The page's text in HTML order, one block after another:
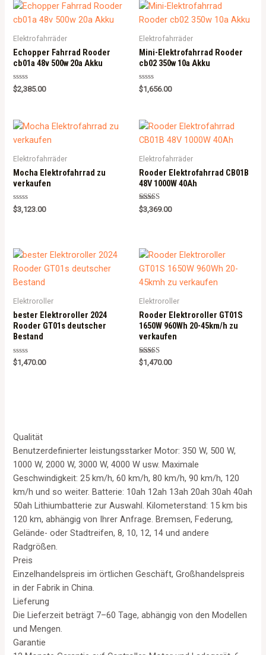
Elektrofahrräder
Echopper Fahrrad Rooder
cb01a 48v 500w 20a Akku
Rated
0
$2,385.00
Elektrofahrräder
Mini-Elektrofahrrad Rooder
cb02 350w 10a Akku
Rated
0
$1,656.00
Elektrofahrräder
Mocha Elektrofahrrad zu
verkaufen
Rated
0
$3,123.00
Elektrofahrräder
Rooder Elektrofahrrad CB01B
48V 1000W 40Ah
Rated
5.00
$3,369.00
Elektroroller
bester Elektroroller 2024
Rooder GT01s deutscher
Bestand
Rated
0
$1,470.00
Elektroroller
Rooder Elektroroller GT01S
1650W 960Wh 20-45km/h zu
verkaufen
Rated
5.00
$1,470.00
Qualität
Benutzerdefinierter leistungsstarker Motor: 350 W, 500 W,
1000 W, 2000 W, 3000 W, 4000 W usw. Maximale
Geschwindigkeit: 25 km/h, 60 km/h, 80 km/h, 90 km/h, 120
km/h und so weiter. Batterie: 10ah 12ah 13ah 20ah 30ah 40ah
50ah Lithiumbatterie zur Auswahl. Kilometerstand: 15 km bis
120 km, abhängig von Ihrer Anfrage. Bremsen, Federung,
Gelände- oder Stadtreifen, 8, 10, 12, 14 und andere
Radgrößen.
Preis
Einzelhandelspreis im örtlichen Geschäft, Großhandelspreis
in der Fabrik in China.
Lieferung
Die Lieferzeit beträgt 7–60 Tage, abhängig von den Modellen
und Mengen.
Garantie